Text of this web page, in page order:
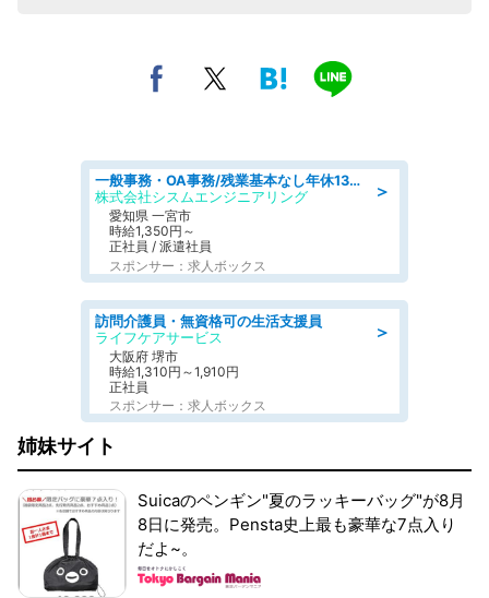
＞
一般事務・OA事務/残業基本なし年休130日社保完備の一般・調達事務
株式会社シスムエンジニアリング
愛知県 一宮市
時給1,350円～
正社員 / 派遣社員
スポンサー：求人ボックス
＞
訪問介護員・無資格可の生活支援員
ライフケアサービス
大阪府 堺市
時給1,310円～1,910円
正社員
スポンサー：求人ボックス
姉妹サイト
Suicaのペンギン"夏のラッキーバッグ"が8月
8日に発売。Pensta史上最も豪華な7点入り
だよ~。